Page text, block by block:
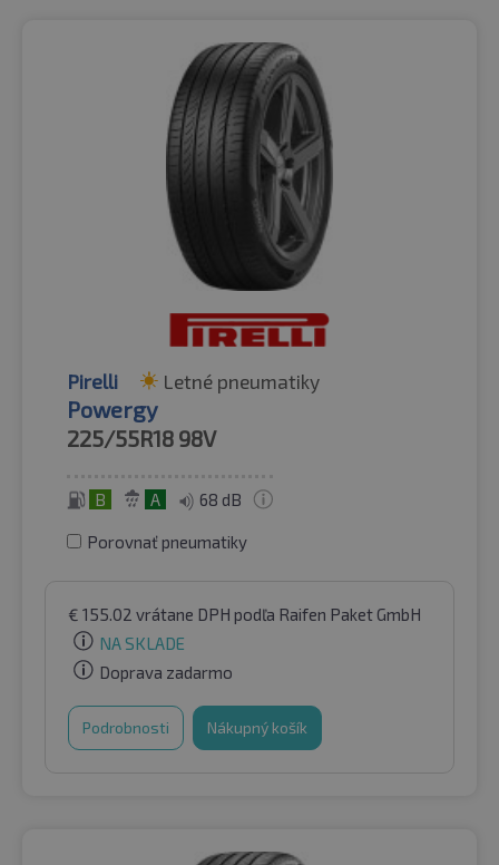
Pirelli Letné pneumatiky
Powergy
225/55R18 98V
B A 68 dB
Porovnať pneumatiky
€ 155.02 vrátane DPH podľa Raifen Paket GmbH
NA SKLADE
Doprava zadarmo
Podrobnosti Nákupný košík